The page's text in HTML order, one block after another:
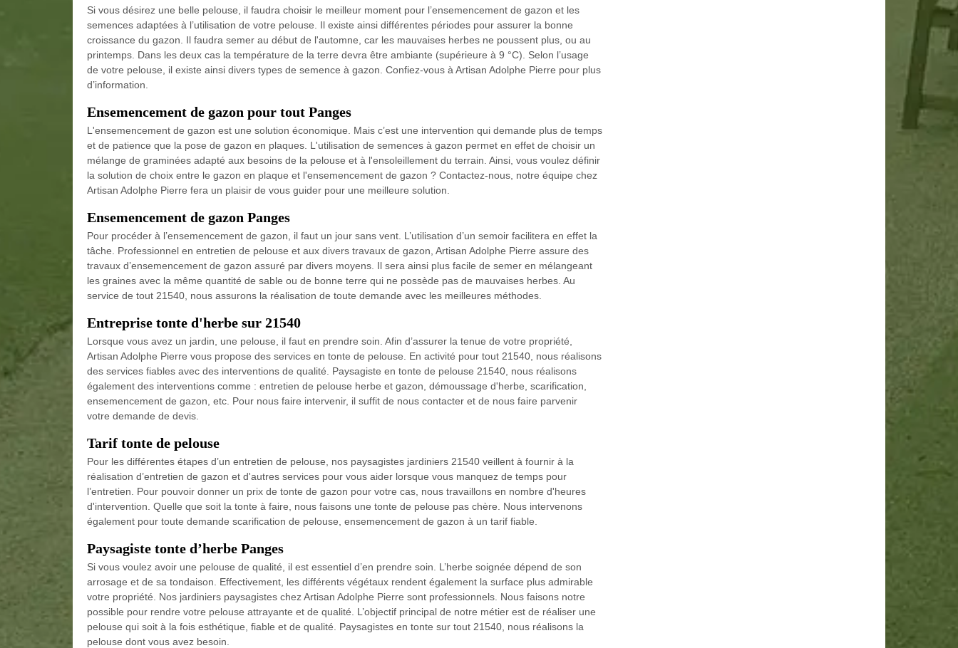
Si vous désirez une belle pelouse, il faudra choisir le meilleur moment pour l’ensemencement de gazon et les
semences adaptées à l’utilisation de votre pelouse. Il existe ainsi différentes périodes pour assurer la bonne
croissance du gazon. Il faudra semer au début de l'automne, car les mauvaises herbes ne poussent plus, ou au
printemps. Dans les deux cas la température de la terre devra être ambiante (supérieure à 9 °C). Selon l’usage
de votre pelouse, il existe ainsi divers types de semence à gazon. Confiez-vous à Artisan Adolphe Pierre pour plus
d’information.
Ensemencement de gazon pour tout Panges
L'ensemencement de gazon est une solution économique. Mais c’est une intervention qui demande plus de temps
et de patience que la pose de gazon en plaques. L'utilisation de semences à gazon permet en effet de choisir un
mélange de graminées adapté aux besoins de la pelouse et à l'ensoleillement du terrain. Ainsi, vous voulez définir
la solution de choix entre le gazon en plaque et l'ensemencement de gazon ? Contactez-nous, notre équipe chez
Artisan Adolphe Pierre fera un plaisir de vous guider pour une meilleure solution.
Ensemencement de gazon Panges
Pour procéder à l’ensemencement de gazon, il faut un jour sans vent. L’utilisation d’un semoir facilitera en effet la
tâche. Professionnel en entretien de pelouse et aux divers travaux de gazon, Artisan Adolphe Pierre assure des
travaux d’ensemencement de gazon assuré par divers moyens. Il sera ainsi plus facile de semer en mélangeant
les graines avec la même quantité de sable ou de bonne terre qui ne possède pas de mauvaises herbes. Au
service de tout 21540, nous assurons la réalisation de toute demande avec les meilleures méthodes.
Entreprise tonte d'herbe sur 21540
Lorsque vous avez un jardin, une pelouse, il faut en prendre soin. Afin d’assurer la tenue de votre propriété,
Artisan Adolphe Pierre vous propose des services en tonte de pelouse. En activité pour tout 21540, nous réalisons
des services fiables avec des interventions de qualité. Paysagiste en tonte de pelouse 21540, nous réalisons
également des interventions comme : entretien de pelouse herbe et gazon, démoussage d'herbe, scarification,
ensemencement de gazon, etc. Pour nous faire intervenir, il suffit de nous contacter et de nous faire parvenir
votre demande de devis.
Tarif tonte de pelouse
Pour les différentes étapes d’un entretien de pelouse, nos paysagistes jardiniers 21540 veillent à fournir à la
réalisation d’entretien de gazon et d'autres services pour vous aider lorsque vous manquez de temps pour
l’entretien. Pour pouvoir donner un prix de tonte de gazon pour votre cas, nous travaillons en nombre d'heures
d'intervention. Quelle que soit la tonte à faire, nous faisons une tonte de pelouse pas chère. Nous intervenons
également pour toute demande scarification de pelouse, ensemencement de gazon à un tarif fiable.
Paysagiste tonte d’herbe Panges
Si vous voulez avoir une pelouse de qualité, il est essentiel d’en prendre soin. L’herbe soignée dépend de son
arrosage et de sa tondaison. Effectivement, les différents végétaux rendent également la surface plus admirable
votre propriété. Nos jardiniers paysagistes chez Artisan Adolphe Pierre sont professionnels. Nous faisons notre
possible pour rendre votre pelouse attrayante et de qualité. L’objectif principal de notre métier est de réaliser une
pelouse qui soit à la fois esthétique, fiable et de qualité. Paysagistes en tonte sur tout 21540, nous réalisons la
pelouse dont vous avez besoin.